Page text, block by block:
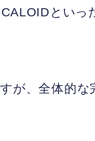
といっ
が、全体的